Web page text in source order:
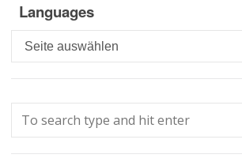
Languages
Languages